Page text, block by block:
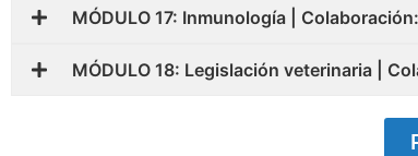
MÓDULO 17: Inmunología |
MÓDULO 18: Legislación veterinaria |